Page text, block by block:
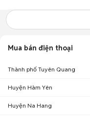
Mua bán điện thoại
Thành phố Tuyên Quang
Huyện Hàm Yên
Huyện Na Hang